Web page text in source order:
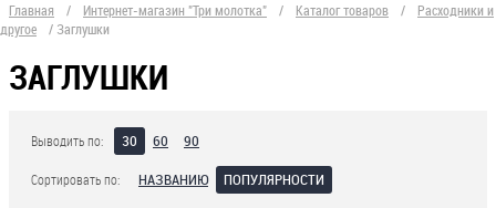
Главная / Интернет-магазин "Три молотка" / Каталог товаров /
Расходники и
другое
/ Заглушки
ЗАГЛУШКИ
Выводить по: 30 60 90
Сортировать по: НАЗВАНИЮ ПОПУЛЯРНОСТИ